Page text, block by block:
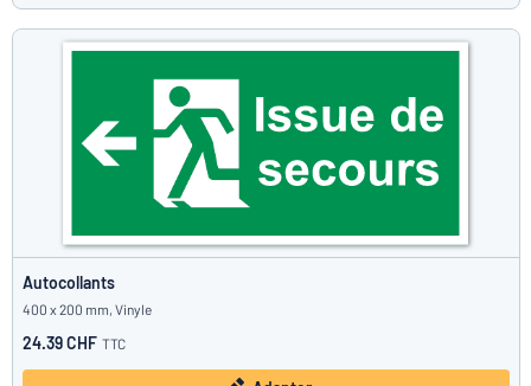
Autocollants
400 x 200 mm, Vinyle
24.39 CHF TTC